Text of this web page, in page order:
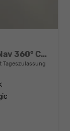
Sportline DSG Sportl AHK Matrix Nav 360° Canton ACC
Tageszulassung